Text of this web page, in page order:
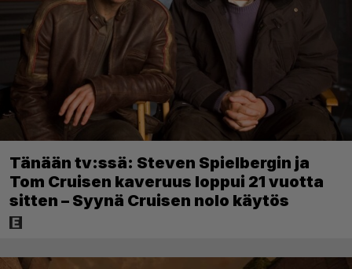
Tänään tv:ssä: Steven Spielbergin ja
Tom Cruisen kaveruus loppui 21 vuotta
sitten – Syynä Cruisen nolo käytös